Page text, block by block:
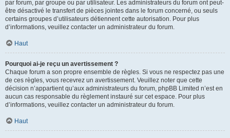
par forum, par groupe ou par utilisateur. Les administrateurs du forum ont peut-
être désactivé le transfert de pièces jointes dans le forum concerné, ou seuls
certains groupes d’utilisateurs détiennent cette autorisation. Pour plus
d’informations, veuillez contacter un administrateur du forum.
Haut
Pourquoi ai-je reçu un avertissement ?
Chaque forum a son propre ensemble de règles. Si vous ne respectez pas une
de ces règles, vous recevrez un avertissement. Veuillez noter que cette
décision n’appartient qu’aux administrateurs du forum, phpBB Limited n’est en
aucun cas responsable du règlement instauré sur cet espace. Pour plus
d’informations, veuillez contacter un administrateur du forum.
Haut